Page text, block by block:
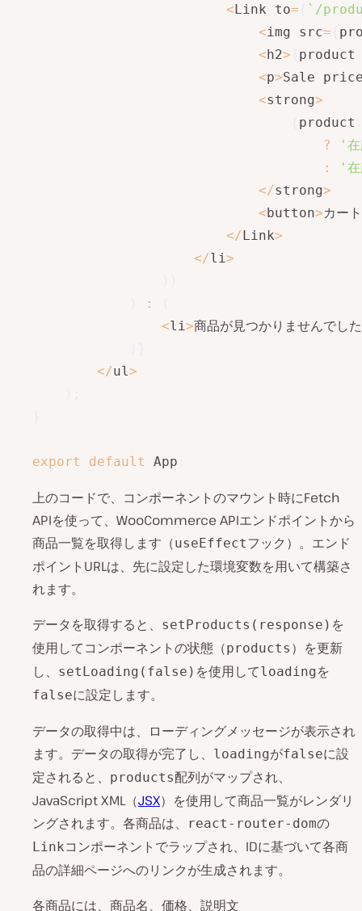
<Link to= ` /
<img src=
<h2> product
<p>Sale
<strong>
product
?
'
:
'
</strong>
<button>カー
</Link>
</li >
:
<li >商品が見つかりませんでした
</ul >
export default App
上のコードで、コンポーネントのマウント時にFetch
APIを使って、WooCommerce APIエンドポイントから
商品一覧を取得します（useEffectフック）。エンド
ポイントURLは、先に設定した環境変数を用いて構築さ
れます。
データを取得すると、
setProducts(response) を
使用してコンポーネントの状態（products ）を更新
し、
setLoading(false) を使用してloadingを
falseに設定します。
データの取得中は、ローディングメッセージが表示され
ます。データの取得が完了し、
loadingがfalseに設
定されると、
products配列がマップされ、
JavaScript XML（JSX）を使用して商品一覧がレンダリ
ングされます。各商品は、
react-router-domの
Linkコンポーネントでラップされ、IDに基づいて各商
品の詳細ページへのリンクが生成されます。
各商品には、商品名、価格、説明文